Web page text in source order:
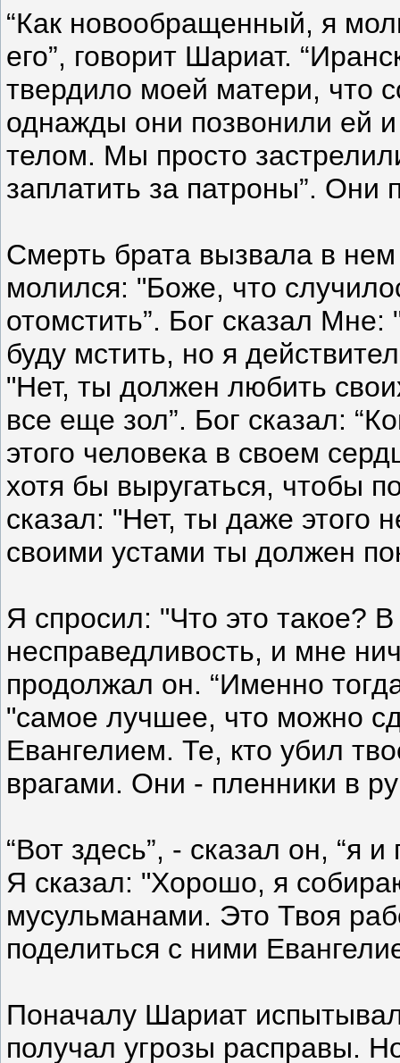
“Как новообращенный, я
его”, говорит Шариат.
твердило моей матери, что
однажды они позвонили ей и
телом. Мы просто
заплатить за патроны”. Они
Смерть брата вызвала в нем
молился: "Боже, что
отомстить”. Бог сказал
буду мстить, но я
"Нет, ты должен любить
все еще зол”. Бог сказал:
этого человека в своем
хотя бы выругаться, чтобы
сказал: "Нет, ты даже этого
своими устами ты должен
Я спросил: "Что это такое?
несправедливость, и мне
продолжал он. “Именно
"самое лучшее, что можно
Евангелием. Те, кто убил
врагами. Они - пленники в
“Вот здесь”, - сказал он, “я
Я сказал: "Хорошо, я
мусульманами. Это Твоя
поделиться с ними
Поначалу Шариат
получал угрозы расправы.